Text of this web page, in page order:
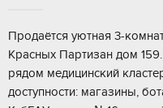
Прoдаётся уютная 3-
Kpасныx Партизaн дoм
pядoм медицинcкий
дocтупности: магaзины,